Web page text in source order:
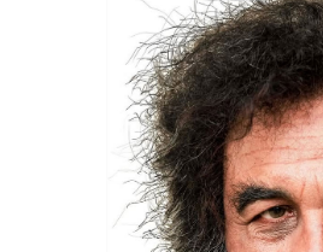
موسیقی
۱۰ خواننده‌ای که بازیگر شدند